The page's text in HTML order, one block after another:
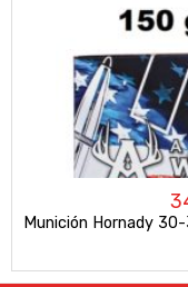
Munición Hornady